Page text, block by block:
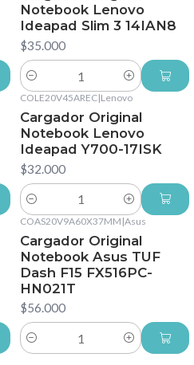
Notebook Lenovo
Ideapad Slim 3 14IAN8
$35.000
Cantidad
COLE20V45AREC|Lenovo
Cargador Original
Notebook Lenovo
Ideapad Y700-17ISK
$32.000
Cantidad
COAS20V9A60X37MM |Asus
Cargador Original
Notebook Asus TUF
Dash F15 FX516PC-
HN021T
$56.000
Cantidad